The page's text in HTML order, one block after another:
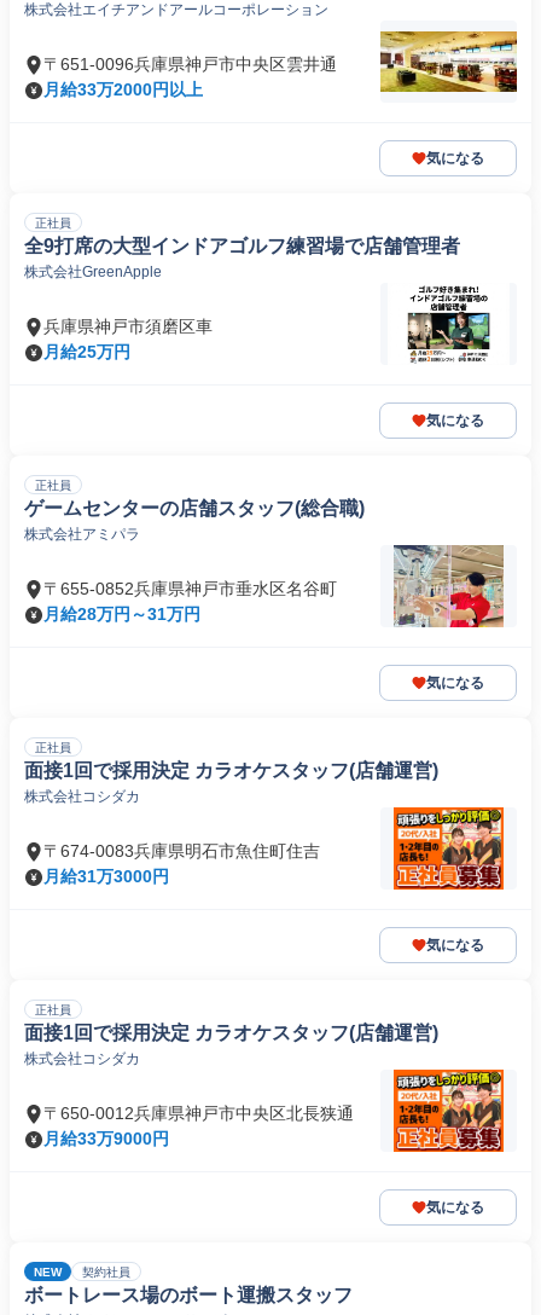
株式会社エイチアンドアールコーポレーション
〒651-0096兵庫県神戸市中央区雲井通
月給33万2000円以上
気になる
正社員
全9打席の大型インドアゴルフ練習場で店舗管理者
株式会社GreenApple
兵庫県神戸市須磨区車
月給25万円
気になる
正社員
ゲームセンターの店舗スタッフ(総合職)
株式会社アミパラ
〒655-0852兵庫県神戸市垂水区名谷町
月給28万円～31万円
気になる
正社員
面接1回で採用決定 カラオケスタッフ(店舗運営)
株式会社コシダカ
〒674-0083兵庫県明石市魚住町住吉
月給31万3000円
気になる
正社員
面接1回で採用決定 カラオケスタッフ(店舗運営)
株式会社コシダカ
〒650-0012兵庫県神戸市中央区北長狭通
月給33万9000円
気になる
NEW 契約社員
ボートレース場のボート運搬スタッフ